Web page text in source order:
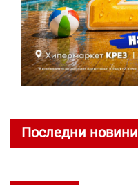
Последни новини